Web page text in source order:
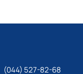
(044) 527-82-68